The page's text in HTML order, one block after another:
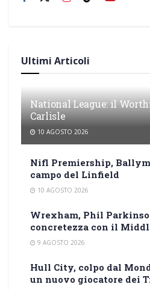
Ultimi Articoli
National League: il
Carlisle
10 AGOSTO 2026
Nifl Premiership,
campo del Linfield
10 AGOSTO 2026
Wrexham, Phil
concretezza con il
9 AGOSTO 2026
Hull City, colpo dal
un nuovo giocatore dei